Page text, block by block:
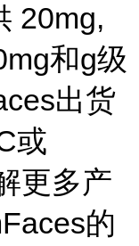
20mg,
和g级
出货
或
更多产
的